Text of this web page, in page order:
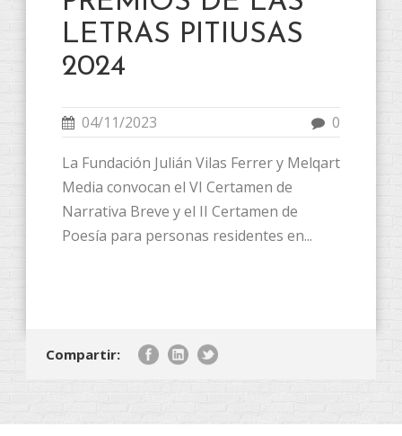
LETRAS PITIUSAS
2024
04/11/2023 0
La Fundación Julián Vilas Ferrer y Melqart
Media convocan el VI Certamen de
Narrativa Breve y el II Certamen de
Poesía para personas residentes en...
Compartir: